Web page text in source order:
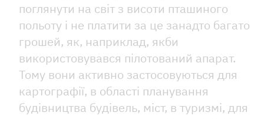
поглянути на світ з висоти пташиного
польоту і не платити за це занадто багато
грошей, як, наприклад, якби
використовувався пілотований апарат.
Тому вони активно застосовуються для
картографії, в області планування
будівництва будівель, міст, в туризмі, для